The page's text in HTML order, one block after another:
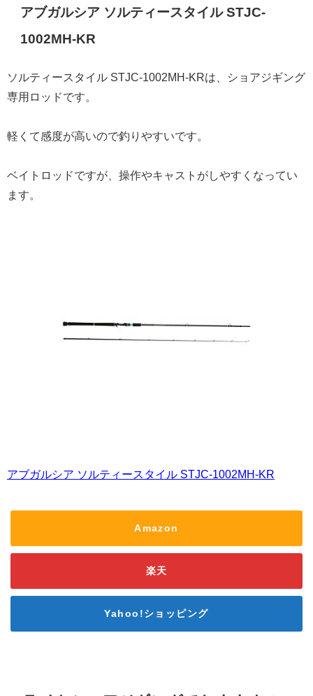
アブガルシア ソルティースタイル STJC-
1002MH-KR
ソルティースタイル STJC-1002MH-KRは、ショアジギング
専用ロッドです。
軽くて感度が高いので釣りやすいです。
ベイトロッドですが、操作やキャストがしやすくなってい
ます。
アブガルシア ソルティースタイル STJC-1002MH-KR
Amazon
楽天
Yahoo!ショッピング